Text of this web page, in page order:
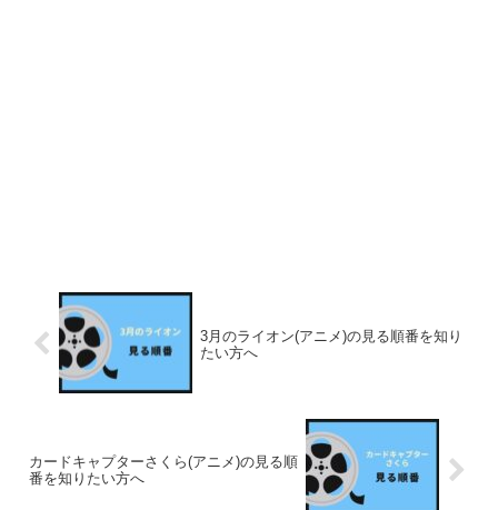
3月のライオン(アニメ)の見る順番を知り
たい方へ
カードキャプターさくら(アニメ)の見る順
番を知りたい方へ